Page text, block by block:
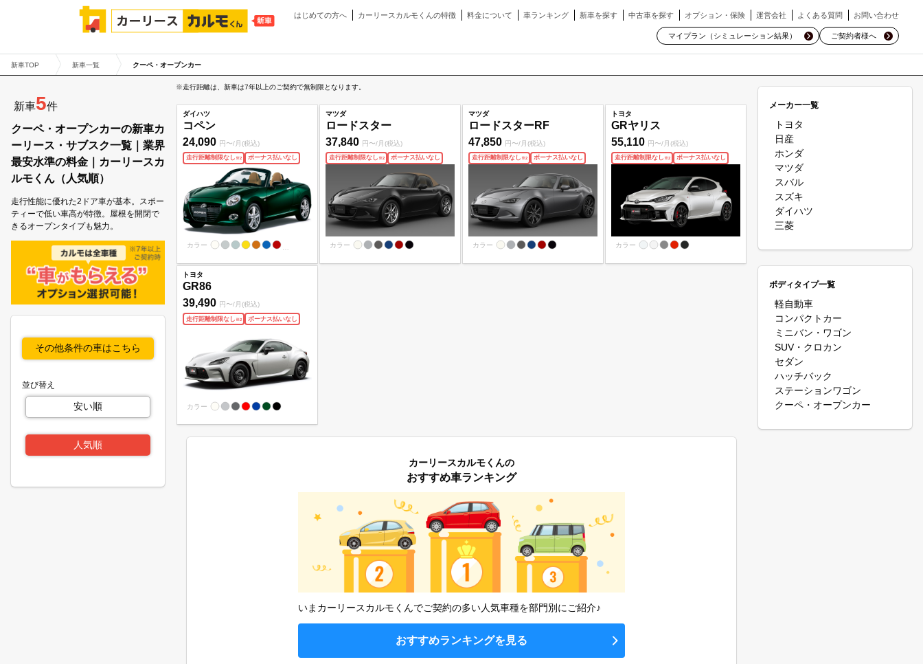
はじめての方へ カーリースカルモくんの特徴 料金について 車ランキング 新車を探す 中古車を探す オプション・保険 運営会社 よくある質問 お問い合わせ
マイプラン（シミュレーション結果） ご契約者様へ
新車TOP 新車一覧 クーペ・オープンカー
新車5件
クーペ・オープンカーの新車カ
ーリース・サブスク一覧｜業界
最安水準の料金｜カーリースカ
ルモくん（人気順）
走行性能に優れた2ドア車が基本。スポー
ティーで低い車高が特徴。屋根を開閉で
きるオープンタイプも魅力。
その他条件の車はこちら
並び替え
安い順
人気順
※走行距離は、新車は7年以上のご契約で無制限となります。
ダイハツ
コペン
24,090 円〜/月(税込)
走行距離制限なし ※2 ボーナス払いなし
カラー
マツダ
ロードスター
37,840 円〜/月(税込)
走行距離制限なし ※2 ボーナス払いなし
カラー
マツダ
ロードスターRF
47,850 円〜/月(税込)
走行距離制限なし ※2 ボーナス払いなし
カラー
トヨタ
GRヤリス
55,110 円〜/月(税込)
走行距離制限なし ※2 ボーナス払いなし
カラー
トヨタ
GR86
39,490 円〜/月(税込)
走行距離制限なし ※2 ボーナス払いなし
カラー
カーリースカルモくんの
おすすめ車ランキング
いまカーリースカルモくんでご契約の多い人気車種を部門別にご紹介♪
おすすめランキングを見る
メーカー一覧
トヨタ
日産
ホンダ
マツダ
スバル
スズキ
ダイハツ
三菱
ボディタイプ一覧
軽自動車
コンパクトカー
ミニバン・ワゴン
SUV・クロカン
セダン
ハッチバック
ステーションワゴン
クーペ・オープンカー